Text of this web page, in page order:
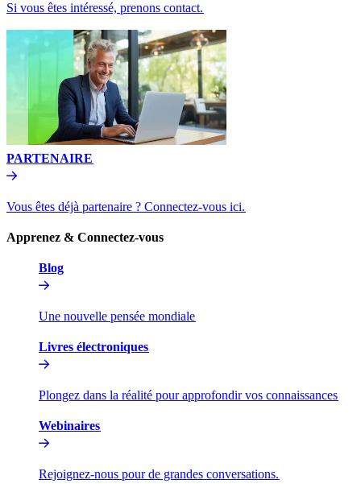
Si vous êtes intéressé, prenons contact.​​
PARTENAIRE​​
Vous êtes déjà partenaire ? Connectez-vous ici.​​
Apprenez & Connectez-vous​​
Blog​​
Une nouvelle pensée mondiale​​
Livres électroniques​​
Plongez dans la réalité pour approfondir vos connaissances​​
Webinaires​​
Rejoignez-nous pour de grandes conversations.​​